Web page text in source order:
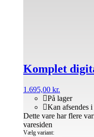
Komplet
1.695,00 kr.
På lager
Kan afsendes i
Vælg variant:
Dette vare har flere
varesiden